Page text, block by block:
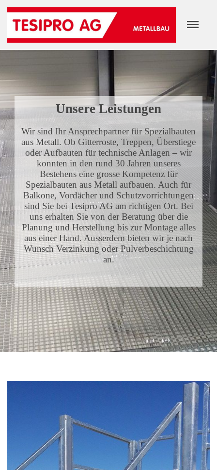
Unsere Leistungen
Wir sind Ihr Ansprechpartner für Spezialbauten
aus Metall. Ob Gitterroste, Treppen, Überstiege
oder Aufbauten für technische Anlagen – wir
konnten in den rund 30 Jahren unseres
Bestehens eine grosse Kompetenz für
Spezialbauten aus Metall aufbauen. Auch für
Balkone, Vordächer und Schutzvorrichtungen
sind Sie bei Tesipro AG am richtigen Ort. Bei
uns erhalten Sie von der Beratung über die
Planung und Herstellung bis zur Montage alles
aus einer Hand. Ausserdem bieten wir je nach
Wunsch Verzinkung oder Pulverbeschichtung
an.